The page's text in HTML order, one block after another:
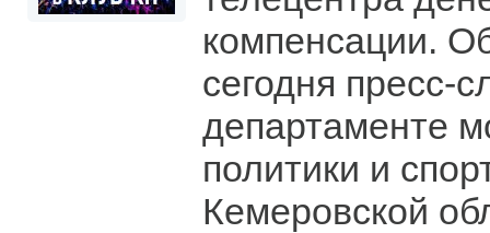
компенсации.
сегодня пресс-
департаменте
политики и
Кемеровской